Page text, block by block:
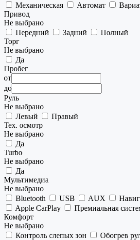
Механическая
Автомат
Привод
Не выбрано
Передний
Задний
Полный
Торг
Не выбрано
Да
Пробег
от
до
Руль
Не выбрано
Левый
Правый
Тех. осмотр
Не выбрано
Да
Turbo
Не выбрано
Да
Мультимедиа
Не выбрано
Bluetooth
USB AUX
Apple CarPlay
Премиальная
Комфорт
Не выбрано
Контроль слепых зон
Обогрев